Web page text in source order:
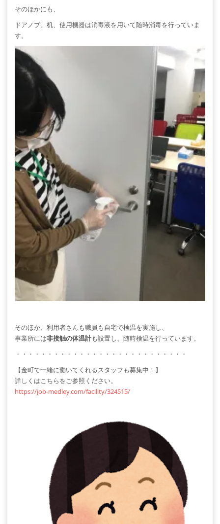
そのほかにも、
ドアノブ、机、使用機器は消毒液を用いて随時消毒を行っていま
す。
そのほか、利用者さんも職員も自宅で検温を実施し、
事業所には非接触の体温計も設置し、随時検温を行っています。
・・・・・・・・・・・・・・・・・・・・・・・・・・・
【金町で一緒に働いてくれるスタッフも募集中！】
詳しくはこちらをご参照ください。
https://job-medley.com/facility/324515/